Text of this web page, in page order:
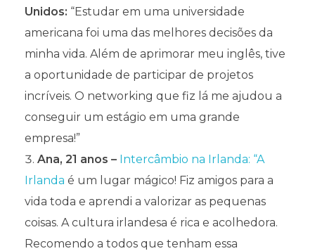
Unidos: “Estudar em uma universidade
americana foi uma das melhores decisões da
minha vida. Além de aprimorar meu inglês, tive
a oportunidade de participar de projetos
incríveis. O networking que fiz lá me ajudou a
conseguir um estágio em uma grande
empresa!”
Ana, 21 anos – Intercâmbio na Irlanda: “A
Irlanda é um lugar mágico! Fiz amigos para a
vida toda e aprendi a valorizar as pequenas
coisas. A cultura irlandesa é rica e acolhedora.
Recomendo a todos que tenham essa